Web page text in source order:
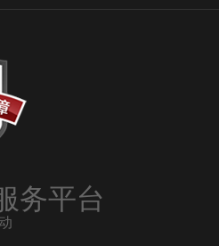
务平台